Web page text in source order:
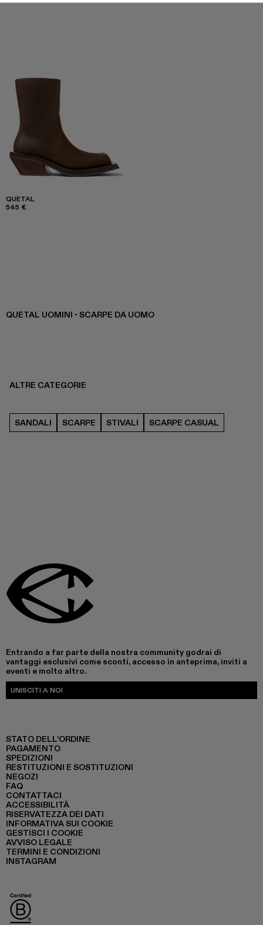
QUETAL
545 €
QUETAL UOMINI - SCARPE DA UOMO
ALTRE CATEGORIE
SANDALI SCARPE STIVALI SCARPE CASUAL
Entrando a far parte della nostra community godrai di
vantaggi esclusivi come sconti, accesso in anteprima, inviti a
eventi e molto altro.
UNISCITI A NOI
STATO DELL'ORDINE
PAGAMENTO
SPEDIZIONI
RESTITUZIONI E SOSTITUZIONI
NEGOZI
FAQ
CONTATTACI
ACCESSIBILITÀ
RISERVATEZZA DEI DATI
INFORMATIVA SUI COOKIE
GESTISCI I COOKIE
AVVISO LEGALE
TERMINI E CONDIZIONI
INSTAGRAM